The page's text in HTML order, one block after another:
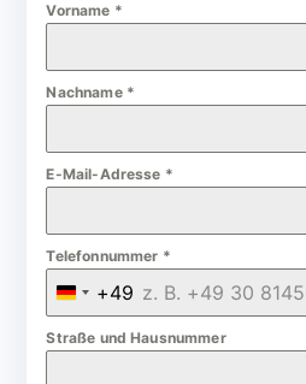
Vorname *
Nachname *
E-Mail-Adresse *
Telefonnummer *
G
e
+49
Straße und Hausnummer